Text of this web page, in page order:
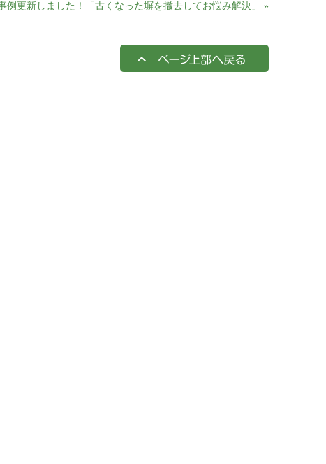
例更新しました！「古くなった塀を撤去してお悩み解決」 »